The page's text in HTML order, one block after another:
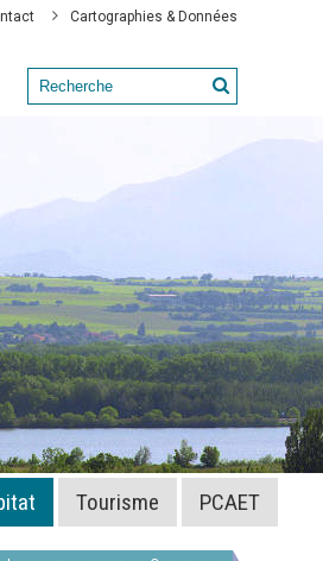
Cartographies & Données
Tourisme PCAET